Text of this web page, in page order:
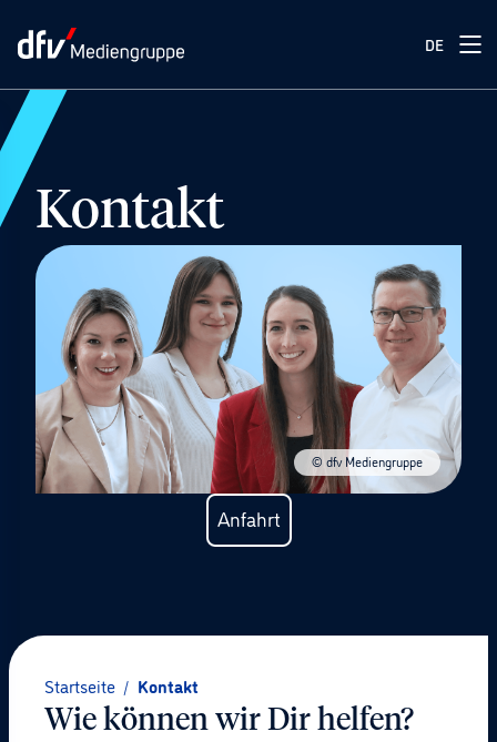
DE
Kontakt
© dfv Mediengruppe
Anfahrt
Startseite / Kontakt
Wie können wir Dir helfen?